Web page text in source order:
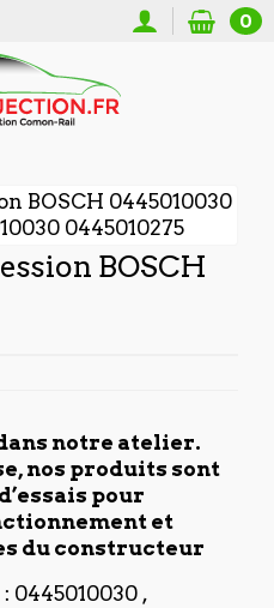
0
BOSCH
notre atelier.
nos produits sont
pour
et
du constructeur
0445010030 ,